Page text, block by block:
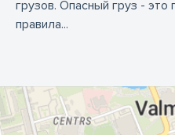
грузов. Опасный груз - это
правила...